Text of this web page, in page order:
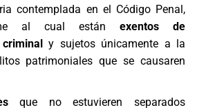
contemplada en el Código Penal,
al cual están exentos de
y sujetos únicamente a la
patrimoniales que se causaren
que no estuvieren separados